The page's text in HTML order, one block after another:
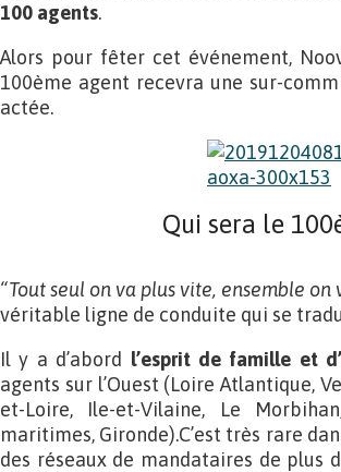
100 agents.
Alors pour fêter cet événement,
100ème agent recevra une sur-
actée.
Qui sera le
“Tout seul on va plus vite, ensemble on
véritable ligne de conduite qui se
Il y a d’abord l’esprit de famille et
agents sur l’Ouest (Loire Atlantique,
et-Loire, Ile-et-Vilaine, Le
maritimes, Gironde).C’est très rare
des réseaux de mandataires de plus